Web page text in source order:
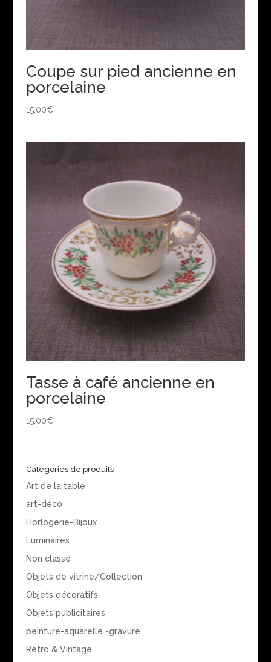
Coupe sur pied ancienne en
porcelaine
15,00€
Tasse à café ancienne en
porcelaine
15,00€
Catégories de produits
Art de la table
art-déco
Horlogerie-Bijoux
Luminaires
Non classé
Objets de vitrine/Collection
Objets décoratifs
Objets publicitaires
peinture-aquarelle -gravure....
Rétro & Vintage